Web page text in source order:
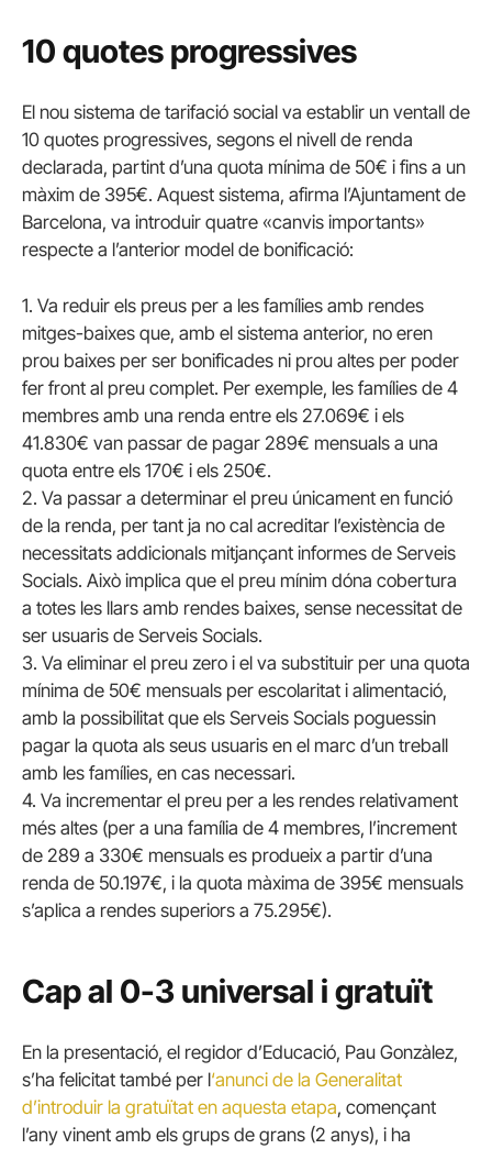
10 quotes progressives
El nou sistema de tarifació social va establir un ventall de
10 quotes progressives, segons el nivell de renda
declarada, partint d’una quota mínima de 50€ i fins a un
màxim de 395€. Aquest sistema, afirma l’Ajuntament de
Barcelona, va introduir quatre «canvis importants»
respecte a l’anterior model de bonificació:
1. Va reduir els preus per a les famílies amb rendes
mitges-baixes que, amb el sistema anterior, no eren
prou baixes per ser bonificades ni prou altes per poder
fer front al preu complet. Per exemple, les famílies de 4
membres amb una renda entre els 27.069€ i els
41.830€ van passar de pagar 289€ mensuals a una
quota entre els 170€ i els 250€.
2. Va passar a determinar el preu únicament en funció
de la renda, per tant ja no cal acreditar l’existència de
necessitats addicionals mitjançant informes de Serveis
Socials. Això implica que el preu mínim dóna cobertura
a totes les llars amb rendes baixes, sense necessitat de
ser usuaris de Serveis Socials.
3. Va eliminar el preu zero i el va substituir per una quota
mínima de 50€ mensuals per escolaritat i alimentació,
amb la possibilitat que els Serveis Socials poguessin
pagar la quota als seus usuaris en el marc d’un treball
amb les famílies, en cas necessari.
4. Va incrementar el preu per a les rendes relativament
més altes (per a una família de 4 membres, l’increment
de 289 a 330€ mensuals es produeix a partir d’una
renda de 50.197€, i la quota màxima de 395€ mensuals
s’aplica a rendes superiors a 75.295€).
Cap al 0-3 universal i gratuït
En la presentació, el regidor d’Educació, Pau Gonzàlez,
s’ha felicitat també per l‘anunci de la Generalitat
d’introduir la gratuïtat en aquesta etapa, començant
l’any vinent amb els grups de grans (2 anys), i ha